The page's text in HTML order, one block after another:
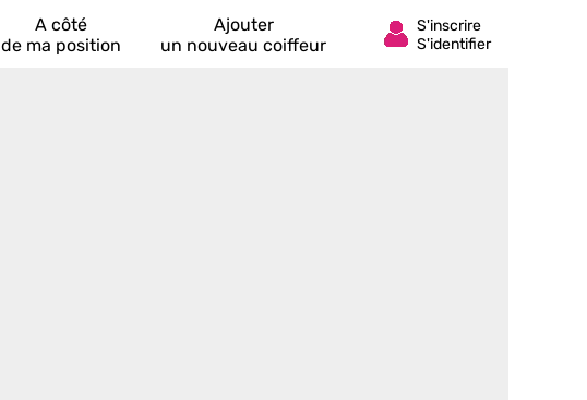
A côté
de ma position
Ajouter
un nouveau coiffeur